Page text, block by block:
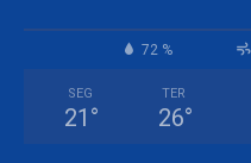
72 %
SEG
21 °
TER
26°